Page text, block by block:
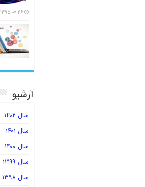
۱۳۹۵-۰۷-۲۶
آرشیو
سال ۱۴۰۲
سال ۱۴۰۱
سال ۱۴۰۰
سال ۱۳۹۹
سال ۱۳۹۸